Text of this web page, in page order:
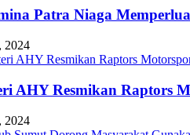
Patra Niaga
2024
AHY Resmikan Raptors
2024